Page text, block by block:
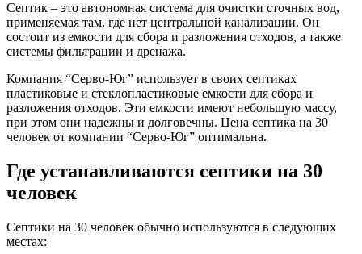
Септик – это автономная система для очистки сточных вод,
применяемая там, где нет центральной канализации. Он
состоит из емкости для сбора и разложения отходов, а также
системы фильтрации и дренажа.
Компания “Серво-Юг” использует в своих септиках
пластиковые и стеклопластиковые емкости для сбора и
разложения отходов. Эти емкости имеют небольшую массу,
при этом они надежны и долговечны. Цена септика на 30
человек от компании “Серво-Юг” оптимальна.
Где устанавливаются септики на 30
человек
Септики на 30 человек обычно используются в следующих
местах: